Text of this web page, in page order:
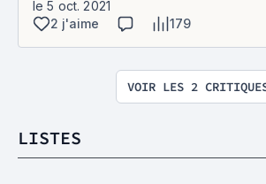
le 5 oct. 2021
2 j'aime
179
VOIR LES 2
LISTES